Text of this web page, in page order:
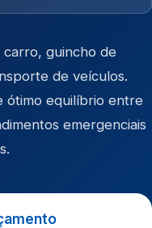
carro, guincho de
de veículos.
ótimo equilíbrio entre
emergenciais